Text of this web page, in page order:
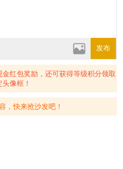
发布
红包奖励，还可获得等级积分领取
头像框！
，快来抢沙发吧！